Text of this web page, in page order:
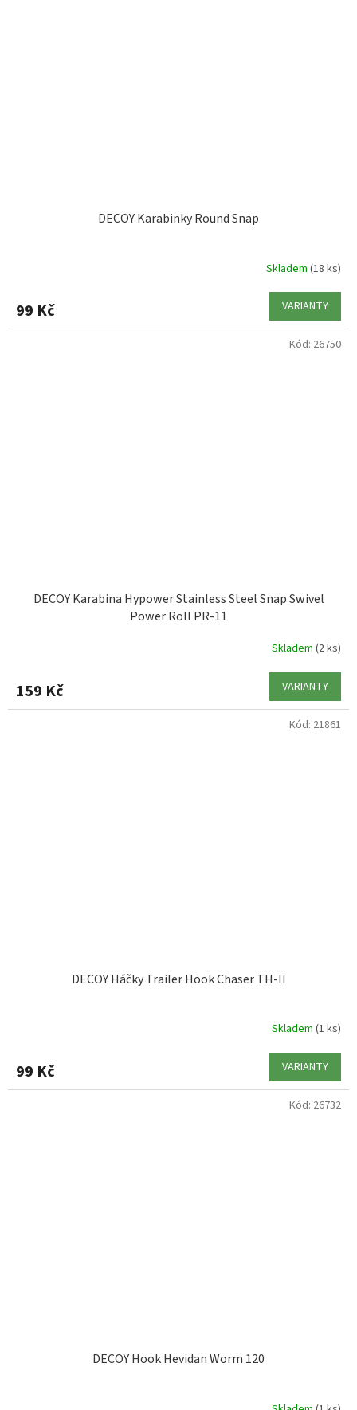
DECOY Karabinky Round Snap
Skladem (18 ks)
99 Kč VARIANTY
DECOY Karabina Hypower Stainless Steel Snap Swivel
Power Roll PR-11
Skladem (2 ks)
159 Kč VARIANTY
Kód: 26750
DECOY Háčky Trailer Hook Chaser TH-II
Skladem (1 ks)
99 Kč VARIANTY
Kód: 21861
DECOY Hook Hevidan Worm 120
Kód: 26732